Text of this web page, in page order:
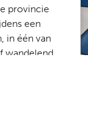
provincie
een
in één van
wandelend